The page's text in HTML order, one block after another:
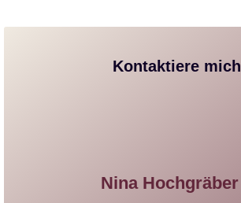
Kontaktiere mich
Nina Hochgräber